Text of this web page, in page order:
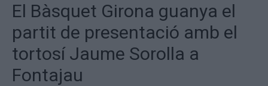
El Bàsquet Girona guanya el
partit de presentació amb el
tortosí Jaume Sorolla a
Fontajau